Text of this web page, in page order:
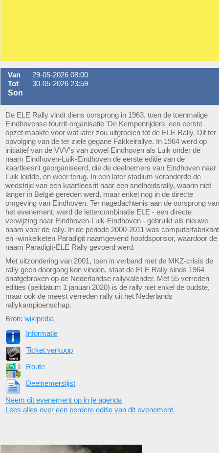
Van
29-05-2026 08:00
Tot
30-05-2026 23:59
Son
De ELE Rally vindt diens oorsprong in 1963, toen de toenmalige
Eindhovense tourrit-organisatie 'De Kempenrijders' een eerste
opzet maakte voor wat later zou uitgroeien tot de ELE Rally. Dit ter
opvolging van de ter ziele gegane Fakkelrallye. In 1964 werd op
initiatief van de VVV's van zowel Eindhoven als Luik onder de
naam Eindhoven-Luik-Eindhoven de eerste editie van de
kaartleesrit georganiseerd, die de deelnemers van Eindhoven naar
Luik leidde, en weer terug. In een later stadium veranderde de
wedstrijd van een kaartleesrit naar een snelheidsrally, waarin niet
langer in België gereden werd, maar enkel nog in de directe
omgeving van Eindhoven. Ter nagedachtenis aan de oorsprong van
het evenement, werd de lettercombinatie ELE - een directe
verwijzing naar Eindhoven-Luik-Eindhoven - gebruikt als nieuwe
naam voor de rally. In de periode 2000-2011 was computerfabrikant
en -winkelketen Paradigit naamgevend hoofdsponsor, waardoor de
naam Paradigit-ELE Rally gevoerd werd.
Met uitzondering van 2001, toen in verband met de MKZ-crisis de
rally geen doorgang kon vinden, staat de ELE Rally sinds 1964
onafgebroken op de Nederlandse rallykalender. Met 55 verreden
edities (peildatum 1 januari 2020) is de rally niet enkel de oudste,
maar ook de meest verreden rally uit het Nederlands
rallykampioenschap.
Bron: wikipedia
Informatie
Ticket verkoop
Route
Deelnemerslijst
Neem dit evenement op in je agenda
Lees alles over een eerdere editie van dit evenement.